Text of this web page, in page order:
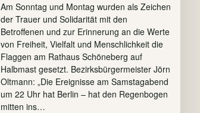
Am Sonntag und Montag wurden als Zeichen
der Trauer und Solidarität mit den
Betroffenen und zur Erinnerung an die Werte
von Freiheit, Vielfalt und Menschlichkeit die
Flaggen am Rathaus Schöneberg auf
Halbmast gesetzt. Bezirksbürgermeister Jörn
Oltmann: „Die Ereignisse am Samstagabend
um 22 Uhr hat Berlin – hat den Regenbogen
mitten ins…